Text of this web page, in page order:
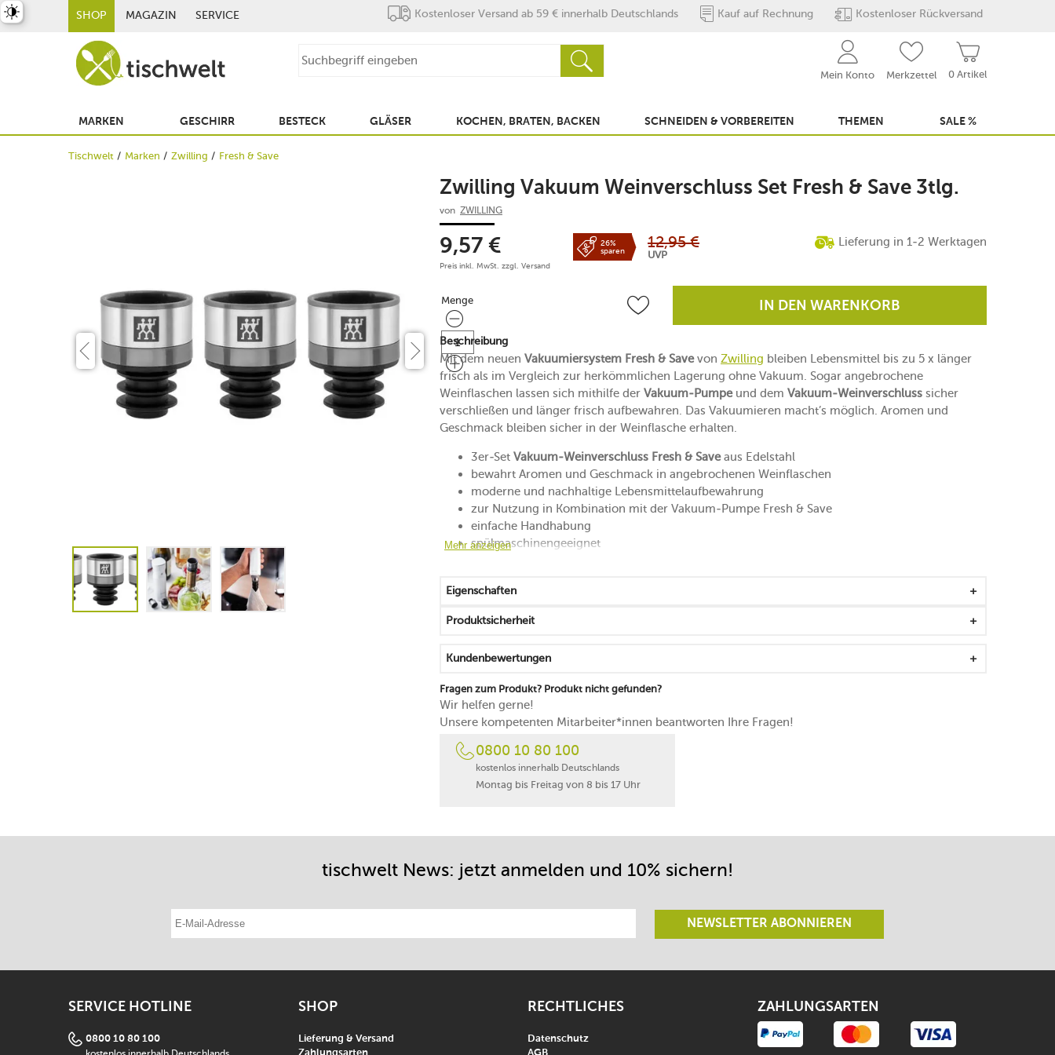
SHOP MAGAZIN SERVICE Kostenloser Versand ab 59 € innerhalb Deutschlands Kauf auf Rechnung Kostenloser Rückversand
0 Artikel
Mein Konto Merkzettel
MARKEN GESCHIRR BESTECK GLÄSER KOCHEN, BRATEN, BACKEN SCHNEIDEN & VORBEREITEN THEMEN SALE %
Tischwelt Marken Zwilling Fresh & Save
Zwilling Vakuum Weinverschluss Set Fresh & Save 3tlg.
von ZWILLING
9,57 €
Preis inkl. MwSt. zzgl. Versand
26%
sparen
12,95 €
UVP
Lieferung in 1-2 Werktagen
Menge
Menge IN DEN WARENKORB
Beschreibung
Mit dem neuen Vakuumiersystem Fresh & Savevon Zwilling bleiben Lebensmittel bis zu 5 x länger
frisch als im Vergleich zur herkömmlichen Lagerung ohne Vakuum. Sogar angebrochene
Weinflaschen lassen sich mithilfe der Vakuum-Pumpeund dem Vakuum-Weinverschluss sicher
verschließen und länger frisch aufbewahren. Das Vakuumieren macht’s möglich. Aromen und
Geschmack bleiben sicher in der Weinflasche erhalten.
3er-Set Vakuum-Weinverschluss Fresh & Saveaus Edelstahl
bewahrt Aromen und Geschmack in angebrochenen Weinflaschen
moderne und nachhaltige Lebensmittelaufbewahrung
zur Nutzung in Kombination mit der Vakuum-Pumpe Fresh & Save
einfache Handhabung
spülmaschinengeeignet
Mehr anzeigen
Eigenschaften
Produktsicherheit
Kundenbewertungen
Fragen zum Produkt? Produkt nicht gefunden?
Wir helfen gerne!
Unsere kompetenten Mitarbeiter*innen beantworten Ihre Fragen!
0800 10 80 100
kostenlos innerhalb Deutschlands
Montag bis Freitag von 8 bis 17 Uhr
tischwelt News: jetzt anmelden und 10% sichern!
E-Mail-Adresse eintragen
NEWSLETTER ABONNIEREN
SERVICE HOTLINE
0800 10 80 100
SHOP
Lieferung & Versand
RECHTLICHES
Datenschutz
ZAHLUNGSARTEN
umschalten